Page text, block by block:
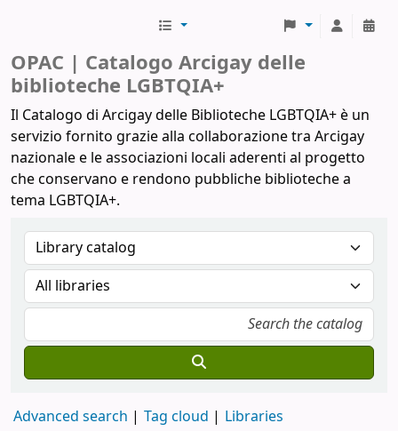
OPAC | Catalogo Arcigay delle
biblioteche LGBTQIA+
Il Catalogo di Arcigay delle Biblioteche LGBTQIA+ è un
servizio fornito grazie alla collaborazione tra Arcigay
nazionale e le associazioni locali aderenti al progetto
che conservano e rendono pubbliche biblioteche a
tema LGBTQIA+.
Advanced search Tag cloud Libraries